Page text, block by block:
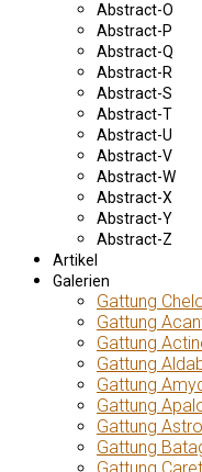
Abstract-O
Abstract-P
Abstract-Q
Abstract-R
Abstract-S
Abstract-T
Abstract-U
Abstract-V
Abstract-W
Abstract-X
Abstract-Y
Abstract-Z
Artikel
Galerien
Gattung
Gattung
Gattung
Gattung
Gattung
Gattung
Gattung
Gattung